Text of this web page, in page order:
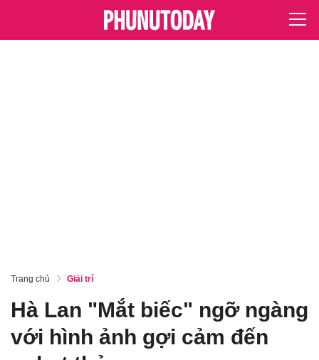
Trang chủ Giải trí
Hà Lan "Mắt biếc" ngỡ ngàng
với hình ảnh gợi cảm đến